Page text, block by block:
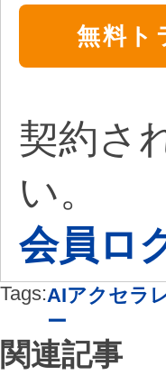
無料ト
契約さ
い。
会員ロ
Tags:AIアクセラ
ー
関連記事